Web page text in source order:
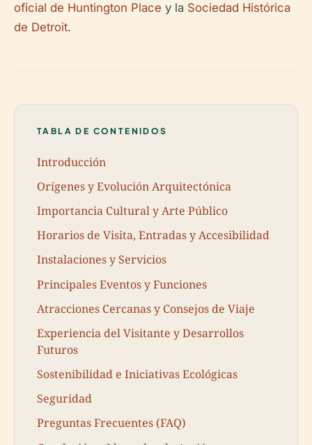
oficial de Huntington Place y la Sociedad Histórica
de Detroit.
TABLA DE CONTENIDOS
Introducción
Orígenes y Evolución Arquitectónica
Importancia Cultural y Arte Público
Horarios de Visita, Entradas y Accesibilidad
Instalaciones y Servicios
Principales Eventos y Funciones
Atracciones Cercanas y Consejos de Viaje
Experiencia del Visitante y Desarrollos
Futuros
Sostenibilidad e Iniciativas Ecológicas
Seguridad
Preguntas Frecuentes (FAQ)